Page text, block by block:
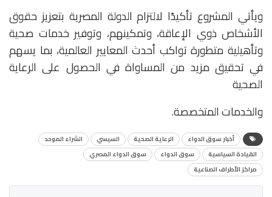
ويأتي المشروع تأكيدًا لالتزام الدولة المصرية بتعزيز حقوق
الأشخاص ذوي الإعاقة، وتمكينهم، وتوفير خدمات صحية
وتأهيلية متطورة تواكب أحدث المعايير العالمية، بما يسهم
في تحقيق مزيد من المساواة في الحصول على الرعاية
الصحية
والخدمات المتخصصة.
أخبار سوق الدواء الرعاية الصحية السيسي
الشراء الموحد
القيادة السياسية
سوق الدواء
سوق الدواء المصري
مراكز الأطراف الصناعية